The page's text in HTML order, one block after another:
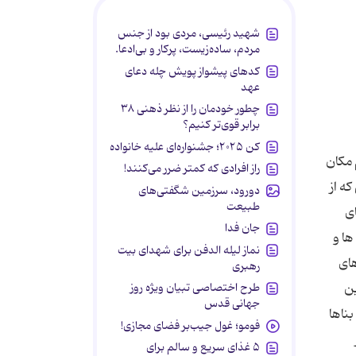
. در سردر هر یک از حجره ها طرحی بدیع و مجزا از یکدیگر با مقرنس کاری زیبا تزئین یافته است. در اصلی بسیار بزرگ، دو لَتی و فلزی است ودر قسمت بیرونی با کاشی کاری های معرق و مقرنس کاری زیبایی تزئین شده لست. گنبد اصلی عمارت بر روی شبستان تابستانی و تماماً از بیرون و درون کاشی کاری می باشد. کل ساختمان دارای 8 مناره است که تماماً با کاشیکاری تزئین شده است . ( برای مشاهده عکس های این مسجد
شهید رئیسی، مردی بود از جنس
مردم، ساده‌زیست، پرکار و بی‌ادعا.
کدهای پیشواز پویش چله دعای
عهد
چطور خودمان را از نظر ذهنی ۳۸
برابر قوی‌تر کنیم؟
کن ۲۰۲۵؛ جشنواره‌ای علیه خانواده
راز افرادی که کمتر ضرر می‌کنند!
دورود، سرزمین شگفتی‌های
طبیعت
جان فدا
نماز لیله الدفن برای شهدای بیت
رهبری
طرح اختصاصی تبیان ویژه روز
جهانی قدس
فومو؛ غول جیب‌بر فضای مجازی!
۵ غذای سریع و سالم برای